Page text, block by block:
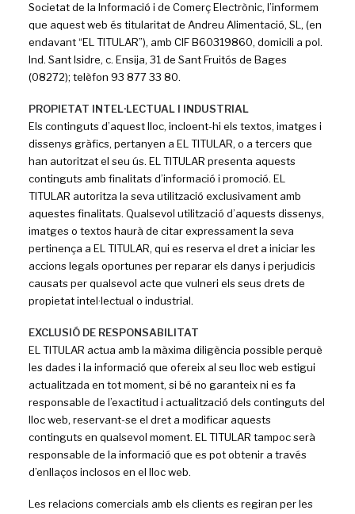
Societat de la Informació i de Comerç Electrònic, l’informem
que aquest web és titularitat de Andreu Alimentació, SL, (en
endavant “EL TITULAR”), amb CIF B60319860, domicili a pol.
Ind. Sant Isidre, c. Ensija, 31 de Sant Fruitós de Bages
(08272); telèfon 93 877 33 80.
PROPIETAT INTEL·LECTUAL I INDUSTRIAL
Els continguts d’aquest lloc, incloent-hi els textos, imatges i
dissenys gràfics, pertanyen a EL TITULAR, o a tercers que
han autoritzat el seu ús. EL TITULAR presenta aquests
continguts amb finalitats d’informació i promoció. EL
TITULAR autoritza la seva utilització exclusivament amb
aquestes finalitats. Qualsevol utilització d’aquests dissenys,
imatges o textos haurà de citar expressament la seva
pertinença a EL TITULAR, qui es reserva el dret a iniciar les
accions legals oportunes per reparar els danys i perjudicis
causats per qualsevol acte que vulneri els seus drets de
propietat intel·lectual o industrial.
EXCLUSIÓ DE RESPONSABILITAT
EL TITULAR actua amb la màxima diligència possible perquè
les dades i la informació que ofereix al seu lloc web estigui
actualitzada en tot moment, si bé no garanteix ni es fa
responsable de l’exactitud i actualització dels continguts del
lloc web, reservant-se el dret a modificar aquests
continguts en qualsevol moment. EL TITULAR tampoc serà
responsable de la informació que es pot obtenir a través
d’enllaços inclosos en el lloc web.
Les relacions comercials amb els clients es regiran per les